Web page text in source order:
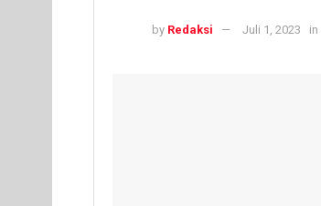
by Redaksi Juli 1, 2023 in